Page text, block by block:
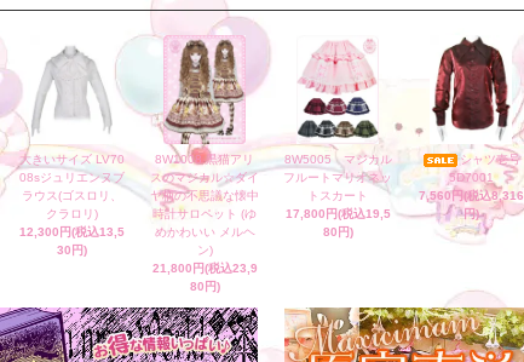
大きいサイズ LV70
08sジュリエンヌブ
ラウス(ゴスロリ、
クラロリ)
12,300円(税込13,5
30円)
8W1008 黒猫アリ
スのマジカル☆ダイ
ヤ柄の不思議な懐中
時計サロペット (ゆ
めかわいい メルヘ
ン)
21,800円(税込23,9
80円)
8W5005 マジカル
フルートマリオネッ
トスカート
17,800円(税込19,5
80円)
シャツ壱号
5D7001
7,560円(税込8,316
円)